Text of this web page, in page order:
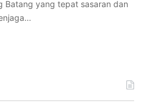
Batang yang tepat sasaran dan